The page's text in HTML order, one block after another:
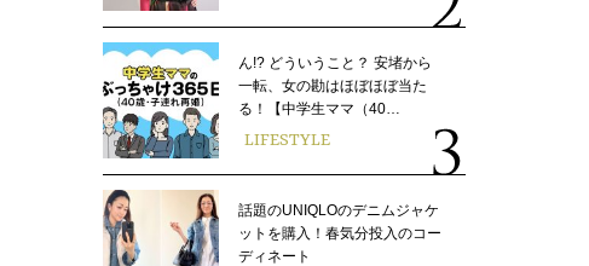
ん!? どういうこと？ 安堵から
一転、女の勘はほぼほぼ当た
る！【中学生ママ（40…
LIFESTYLE
話題のUNIQLOのデニムジャケ
ットを購入！春気分投入のコー
ディネート